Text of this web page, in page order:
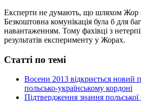
Експерти не думають, що шляхом Жор
Безкоштовна комунікація була б для
навантаженням. Тому фахівці з
результатів експерименту у Жорах.
Статті по темі
Восени 2013 відкриється новий
польсько-українському кордоні
Підтвердження знання